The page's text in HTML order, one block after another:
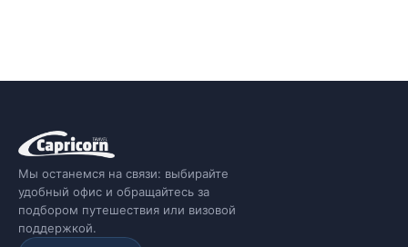
Мы останемся на связи: выбирайте
удобный офис и обращайтесь за
подбором путешествия или визовой
поддержкой.